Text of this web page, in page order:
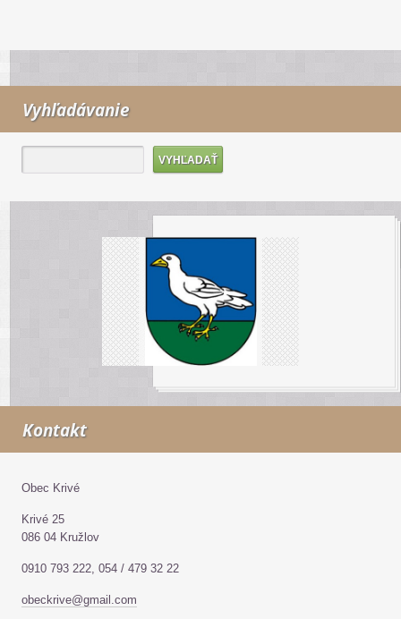
Vyhľadávanie
Kontakt
Obec Krivé
Krivé 25
086 04 Kružlov
0910 793 222, 054 / 479 32 22
obeckrive@gmail.com